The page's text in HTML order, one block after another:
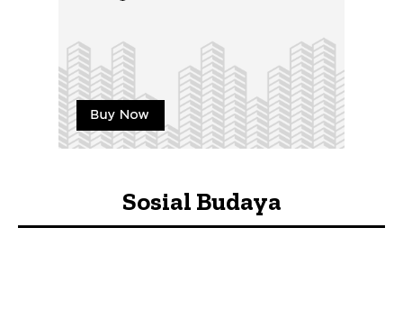
Sosial Budaya